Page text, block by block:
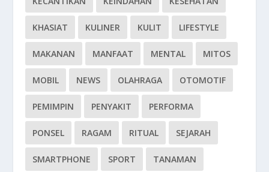
KHASIAT KULINER KULIT LIFESTYLE
MAKANAN MANFAAT MENTAL MITOS
MOBIL NEWS OLAHRAGA OTOMOTIF
PEMIMPIN PENYAKIT PERFORMA
PONSEL RAGAM RITUAL SEJARAH
SMARTPHONE SPORT TANAMAN